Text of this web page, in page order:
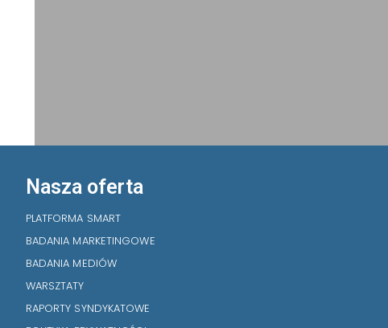
Nasza oferta
PLATFORMA SMART
BADANIA MARKETINGOWE
BADANIA MEDIÓW
WARSZTATY
RAPORTY SYNDYKATOWE